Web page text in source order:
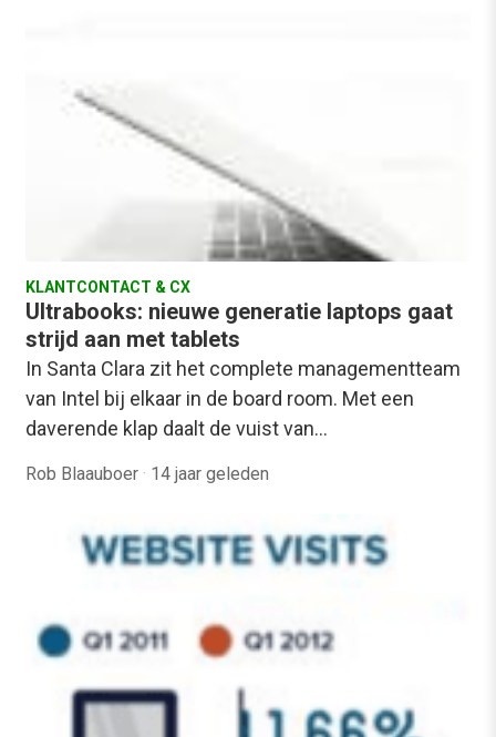
KLANTCONTACT & CX
Ultrabooks: nieuwe generatie laptops gaat
strijd aan met tablets
In Santa Clara zit het complete managementteam
van Intel bij elkaar in de board room. Met een
daverende klap daalt de vuist van…
Rob Blaauboer · 14 jaar geleden